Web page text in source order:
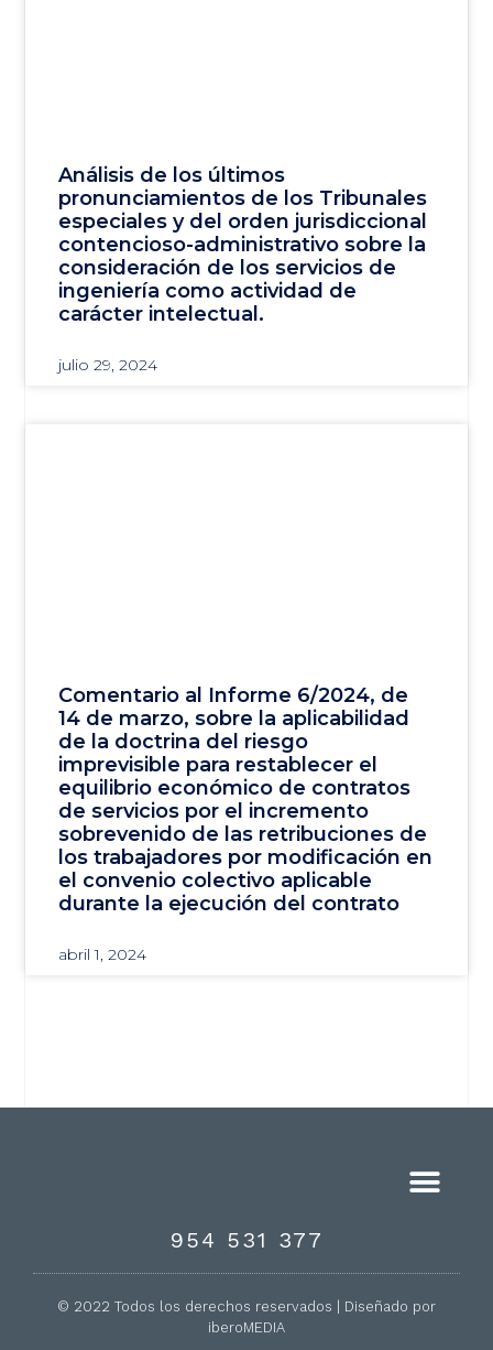
Análisis de los últimos
pronunciamientos de los Tribunales
especiales y del orden jurisdiccional
contencioso-administrativo sobre la
consideración de los servicios de
ingeniería como actividad de
carácter intelectual.
julio 29, 2024
Comentario al Informe 6/2024, de
14 de marzo, sobre la aplicabilidad
de la doctrina del riesgo
imprevisible para restablecer el
equilibrio económico de contratos
de servicios por el incremento
sobrevenido de las retribuciones de
los trabajadores por modificación en
el convenio colectivo aplicable
durante la ejecución del contrato
abril 1, 2024
954 531 377
© 2022 Todos los derechos reservados | Diseñado por
iberoMEDIA